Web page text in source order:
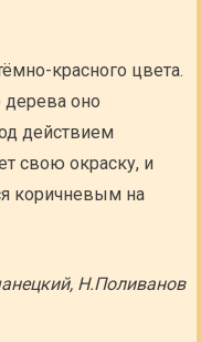
красного цвета.
оно
действием
свою окраску, и
коричневым на
Н.Поливанов